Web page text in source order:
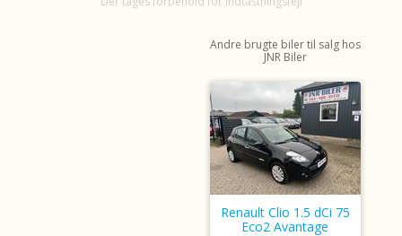
Andre brugte biler til salg hos
JNR Biler
Renault Clio 1.5 dCi 75
Eco2 Avantage